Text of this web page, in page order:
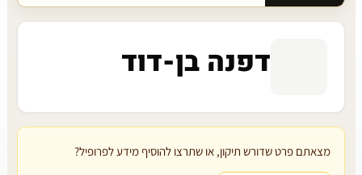
דפנה בן-דוד
מצאתם פרט שדורש תיקון, או שתרצו להוסיף מידע לפרופיל?